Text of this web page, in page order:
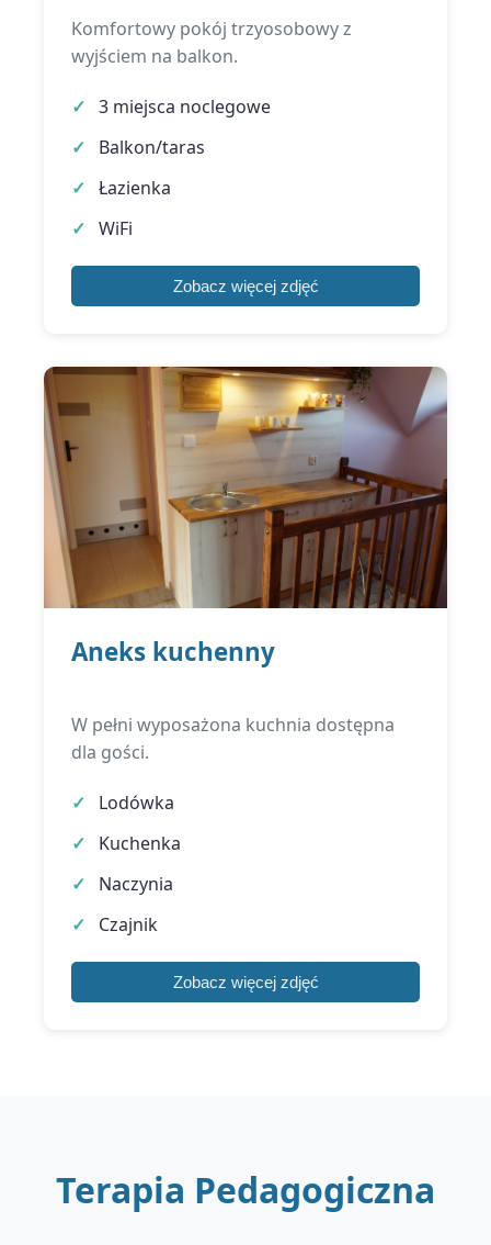
Komfortowy pokój trzyosobowy z
wyjściem na balkon.
3 miejsca noclegowe
Balkon/taras
Łazienka
WiFi
Zobacz więcej zdjęć
Aneks kuchenny
W pełni wyposażona kuchnia dostępna
dla gości.
Lodówka
Kuchenka
Naczynia
Czajnik
Zobacz więcej zdjęć
Terapia Pedagogiczna